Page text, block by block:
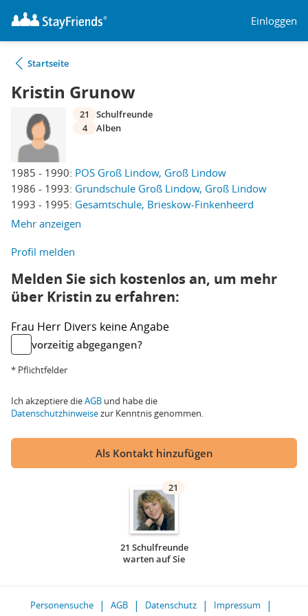
Einloggen
Startseite
Kristin Grunow
1985 - 1990: POS Groß Lindow, Groß Lindow
1986 - 1993: Grundschule Groß Lindow, Groß Lindow
1993 - 1995: Gesamtschule, Brieskow-Finkenheerd
Mehr anzeigen
21
Schulfreunde
4
Alben
Profil melden
Melden Sie sich kostenlos an, um mehr
über Kristin zu erfahren:
Frau Herr Divers keine Angabe
vorzeitig abgegangen?
* Pflichtfelder
Ich akzeptiere dieAGB und habe die
Datenschutzhinweisezur Kenntnis genommen.
Als Kontakt hinzufügen
21
21 Schulfreunde
warten auf Sie
Personensuche AGB Datenschutz
Impressum